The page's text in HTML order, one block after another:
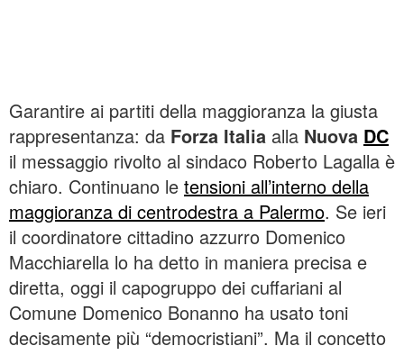
Garantire ai partiti della maggioranza la giusta
rappresentanza: da Forza Italia alla Nuova DC
il messaggio rivolto al sindaco Roberto Lagalla è
chiaro. Continuano le tensioni all’interno della
maggioranza di centrodestra a Palermo. Se ieri
il coordinatore cittadino azzurro Domenico
Macchiarella lo ha detto in maniera precisa e
diretta, oggi il capogruppo dei cuffariani al
Comune Domenico Bonanno ha usato toni
decisamente più “democristiani”. Ma il concetto